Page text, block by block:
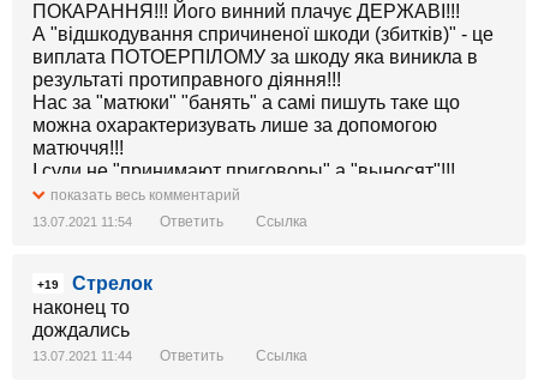
ПОКАРАННЯ!!! Його винний плачує ДЕРЖАВІ!!!
А "відшкодування спричиненої шкоди (збитків)" - це
виплата ПОТОЕРПІЛОМУ за шкоду яка виникла в
результаті протиправного діяння!!!
Нас за "матюки" "банять" а самі пишуть таке що
можна охарактеризувать лише за допомогою
матюччя!!!
І суди не "принимают приговоры" а "выносят"!!!
показать весь комментарий
13.07.2021 11:54 Ответить Ссылка
+19
Стрелок
наконец то
дождались
13.07.2021 11:44 Ответить Ссылка